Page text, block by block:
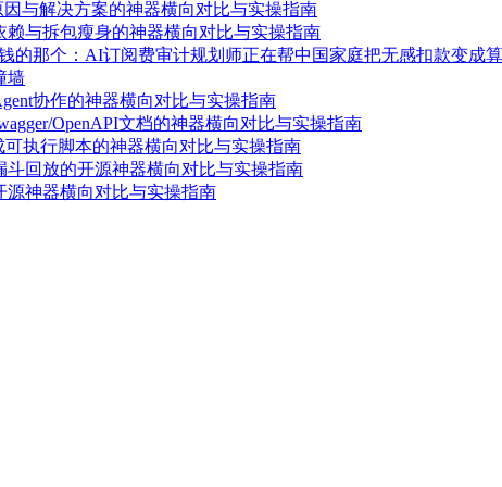
与解决方案的神器横向对比与实操指南
与拆包瘦身的神器横向对比与实操指南
的那个：AI订阅费审计规划师正在帮中国家庭把无感扣款变成
墙
协作的神器横向对比与实操指南
OpenAPI文档的神器横向对比与实操指南
执行脚本的神器横向对比与实操指南
回放的开源神器横向对比与实操指南
神器横向对比与实操指南